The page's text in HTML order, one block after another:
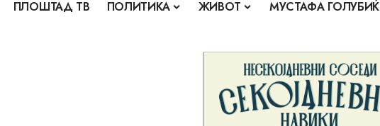
ПЛОШТАД ТВ ПОЛИТИКА ЖИВОТ МУСТАФА ГОЛУБИЌ